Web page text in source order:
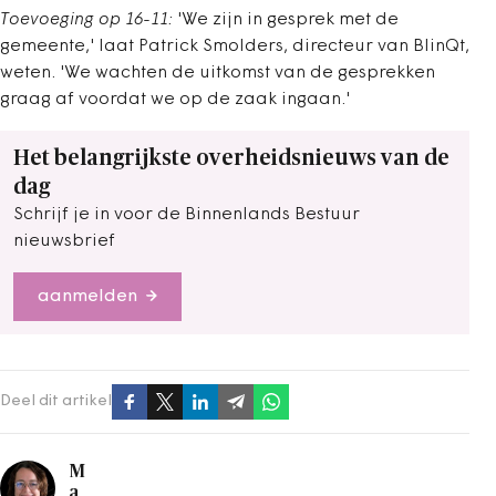
Toevoeging op 16-11: 'We zijn in gesprek met de
gemeente,' laat Patrick Smolders, directeur van BlinQt,
weten. 'We wachten de uitkomst van de gesprekken
graag af voordat we op de zaak ingaan.'
Het belangrijkste overheidsnieuws van de
dag
Schrijf je in voor de Binnenlands Bestuur
nieuwsbrief
aanmelden
Deel dit artikel
M
a